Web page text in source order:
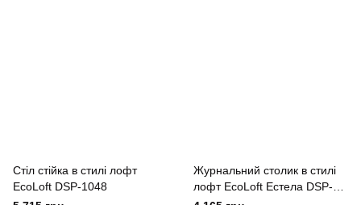
Стіл стійка в стилі лофт
EcoLoft DSP-1048
Журнальний столик в стилі
лофт EcoLoft Естела DSP-